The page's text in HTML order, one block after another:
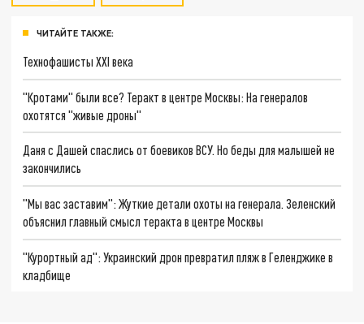
ЧИТАЙТЕ ТАКЖЕ:
Технофашисты XXI века
"Кротами" были все? Теракт в центре Москвы: На генералов
охотятся "живые дроны"
Даня с Дашей спаслись от боевиков ВСУ. Но беды для малышей не
закончились
"Мы вас заставим": Жуткие детали охоты на генерала. Зеленский
объяснил главный смысл теракта в центре Москвы
"Курортный ад": Украинский дрон превратил пляж в Геленджике в
кладбище